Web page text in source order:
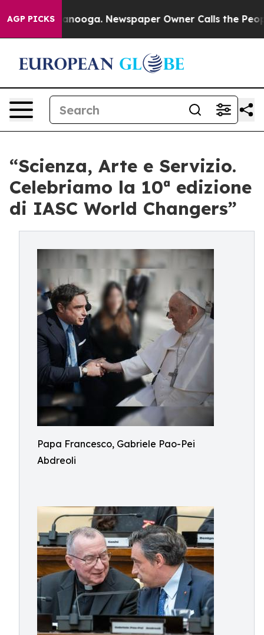
AGP PICKSNewspaper Owner Calls the People
“Scienza, Arte e Servizio.
Celebriamo la 10ª edizione
di IASC World Changers”
Papa Francesco, Gabriele Pao-Pei
Abdreoli